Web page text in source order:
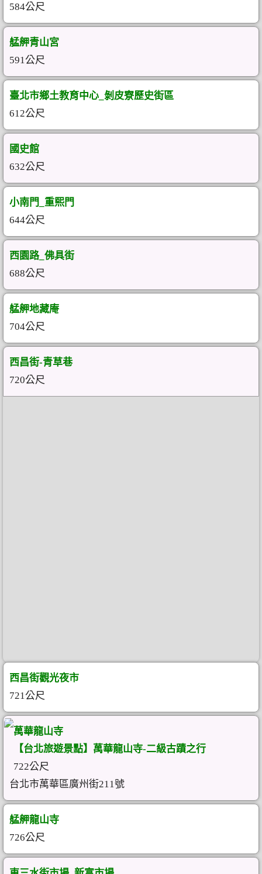
584公尺
艋舺青山宮
591公尺
臺北市鄉土教育中心_剝皮寮歷史街區
612公尺
國史館
632公尺
小南門_重熙門
644公尺
西園路_佛具街
688公尺
艋舺地藏庵
704公尺
西昌街-青草巷
720公尺
西昌街觀光夜市
721公尺
萬華龍山寺
【台北旅遊景點】萬華龍山寺-二級古蹟之行
722公尺
台北市萬華區廣州街211號
艋舺龍山寺
726公尺